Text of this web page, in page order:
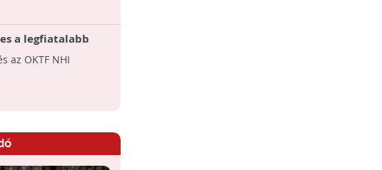
a legfiatalabb
az OKTF NHI